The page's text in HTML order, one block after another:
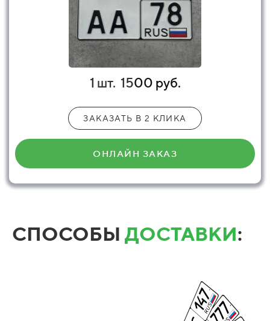
1 шт. 1500 руб.
ЗАКАЗАТЬ В 2 КЛИКА
ОНЛАЙН ЗАКАЗ
СПОСОБЫ ДОСТАВКИ: